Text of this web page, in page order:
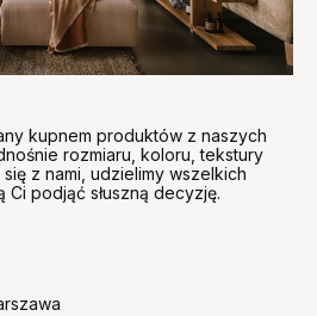
kupnem produktów z naszych
rozmiaru, koloru, tekstury
z nami, udzielimy wszelkich
podjąć słuszną decyzję.